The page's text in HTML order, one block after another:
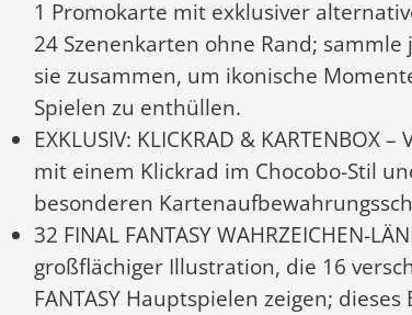
1 Promokarte mit exklusiver
24 Szenenkarten ohne Rand;
sie zusammen, um ikonische
Spielen zu enthüllen.
EXKLUSIV: KLICKRAD &
mit einem Klickrad im Chocobo-Stil
besonderen
32 FINAL FANTASY WAHRZEICHEN-
großflächiger Illustration, die 16
FANTASY Hauptspielen zeigen;